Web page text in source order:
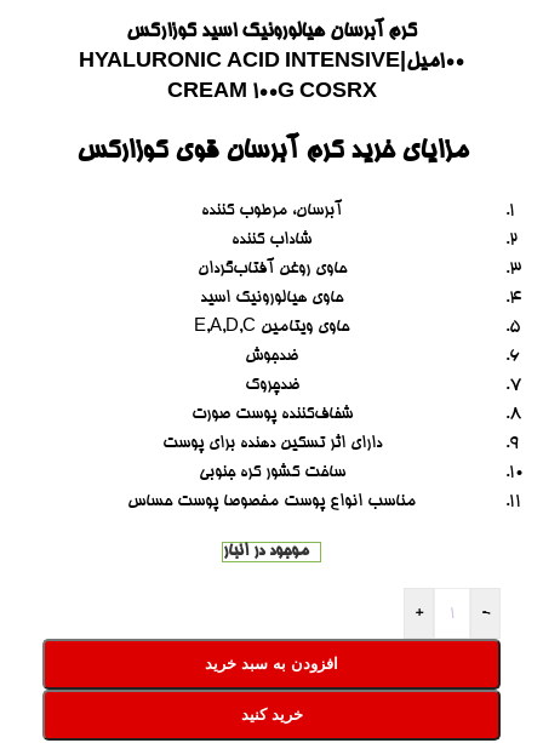
کرم آبرسان هیالورونیک اسید کوزارکس
100میل|HYALURONIC ACID INTENSIVE
CREAM 100G COSRX
مزایای خرید کرم آبرسان قوی کوزارکس
آبرسان، مرطوب کننده
شاداب کننده
حاوی روغن آفتاب‌گردان
حاوی هیالورونیک اسید
حاوی ویتامین E,A,D,C
ضدجوش
ضدچروک
شفاف‌کننده پوست صورت
دارای اثر تسکین دهنده برای پوست
ساخت کشور کره جنوبی
مناسب انواع پوست مخصوصا پوست حساس
موجود در انبار
-
+
افزودن به سبد خرید
خرید کنید